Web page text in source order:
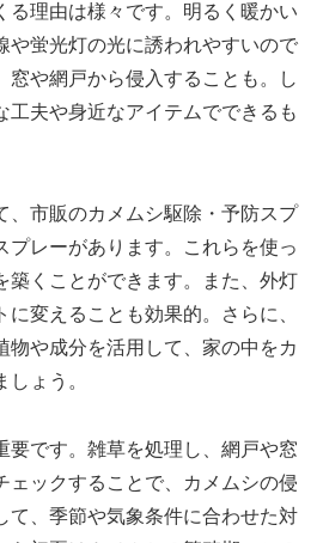
る理由は様々です。明るく暖かい
や蛍光灯の光に誘われやすいので
窓や網戸から侵入することも。し
工夫や身近なアイテムでできるも
、市販のカメムシ駆除・予防スプ
プレーがあります。これらを使っ
築くことができます。また、外灯
変えることも効果的。さらに、
物や成分を活用して、家の中をカ
ょう。
要です。雑草を処理し、網戸や窓
ェックすることで、カメムシの侵
て、季節や気象条件に合わせた対